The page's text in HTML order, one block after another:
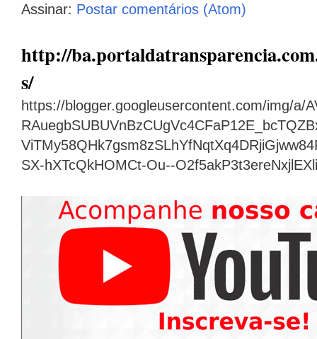
Assinar: Postar comentários (Atom)
http://
s/
https://blogger.googleusercontent.com/img/a/
SX-hXTcQkHOMCt-Ou--